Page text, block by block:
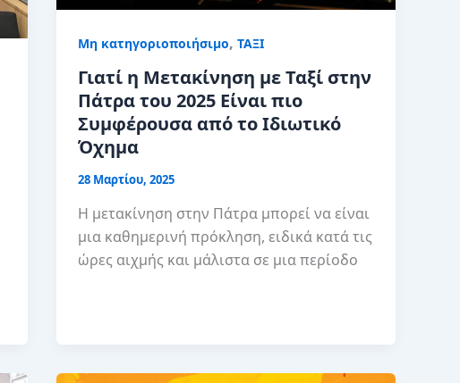
Μη κατηγοριοποιήσιμο,ΤΑΞΙ
Γιατί η Μετακίνηση με Ταξί στην
Πάτρα του 2025 Είναι πιο
Συμφέρουσα από το Ιδιωτικό
Όχημα
28 Μαρτίου, 2025
Η μετακίνηση στην Πάτρα μπορεί να είναι
μια καθημερινή πρόκληση, ειδικά κατά τις
ώρες αιχμής και μάλιστα σε μια περίοδο